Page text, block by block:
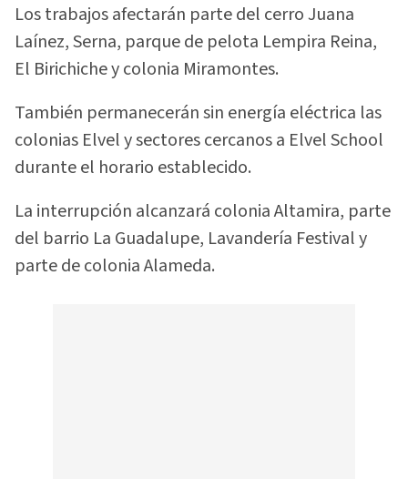
Los trabajos afectarán parte del cerro Juana
Laínez, Serna, parque de pelota Lempira Reina,
El Birichiche y colonia Miramontes.
También permanecerán sin energía eléctrica las
colonias Elvel y sectores cercanos a Elvel School
durante el horario establecido.
La interrupción alcanzará colonia Altamira, parte
del barrio La Guadalupe, Lavandería Festival y
parte de colonia Alameda.